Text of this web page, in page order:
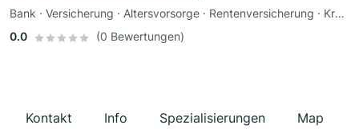
Bank · Versicherung · Altersvorsorge · Rentenversicherung · Krankenversicherung · Autoversicherung
0.0
(0 Bewertungen)
Kontakt Info Spezialisierungen Map